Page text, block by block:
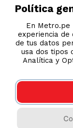
S/ 35.90
Política
En
experiencia de
de tus datos
usa dos tipos
Analítica y